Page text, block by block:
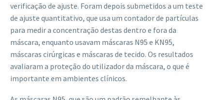
verificação de ajuste. Foram depois submetidos a um teste
de ajuste quantitativo, que usa um contador de partículas
para medir a concentração destas dentro e fora da
máscara, enquanto usavam máscaras N95 e KN95,
máscaras cirúrgicas e máscaras de tecido. Os resultados
avaliaram a proteção do utilizador da máscara, o que é
importante em ambientes clínicos.